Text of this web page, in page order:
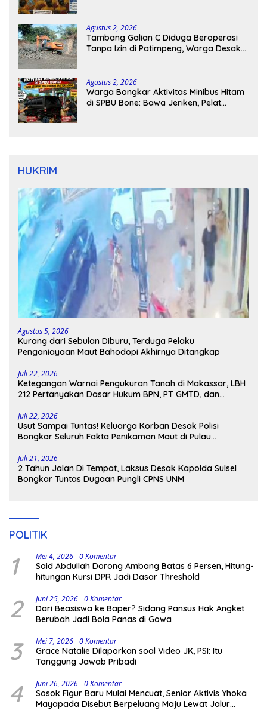
Agustus 2, 2026
Tambang Galian C Diduga Beroperasi
Tanpa Izin di Patimpeng, Warga Desak
Agustus 2, 2026
Warga Bongkar Aktivitas Minibus Hitam
di SPBU Bone: Bawa Jeriken, Pelat
HUKRIM
Agustus 5, 2026
Kurang dari Sebulan Diburu, Terduga Pelaku
Penganiayaan Maut Bahodopi Akhirnya Ditangkap
Juli 22, 2026
Ketegangan Warnai Pengukuran Tanah di Makassar, LBH
212 Pertanyakan Dasar Hukum BPN, PT GMTD, dan
Juli 22, 2026
Usut Sampai Tuntas! Keluarga Korban Desak Polisi
Bongkar Seluruh Fakta Penikaman Maut di Pulau
Juli 21, 2026
2 Tahun Jalan Di Tempat, Laksus Desak Kapolda Sulsel
Bongkar Tuntas Dugaan Pungli CPNS UNM
POLITIK
1 Mei 4, 2026 0 Komentar
Said Abdullah Dorong Ambang Batas 6 Persen, Hitung-
hitungan Kursi DPR Jadi Dasar Threshold
2 Juni 25, 2026 0 Komentar
Dari Beasiswa ke Baper? Sidang Pansus Hak Angket
Berubah Jadi Bola Panas di Gowa
3 Mei 7, 2026 0 Komentar
Grace Natalie Dilaporkan soal Video JK, PSI: Itu
Tanggung Jawab Pribadi
4 Juni 26, 2026 0 Komentar
Sosok Figur Baru Mulai Mencuat, Senior Aktivis Yhoka
Mayapada Disebut Berpeluang Maju Lewat Jalur